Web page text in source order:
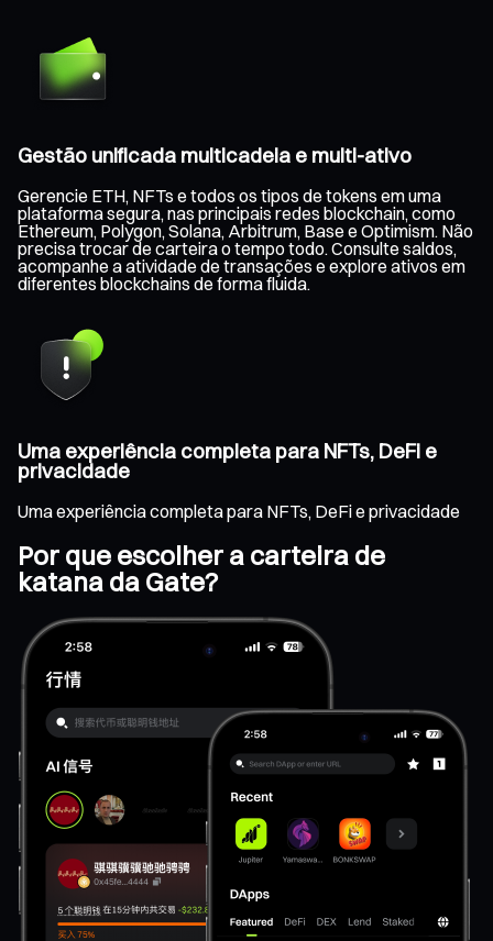
Gestão unificada multicadeia e multi-ativo
Gerencie ETH, NFTs e todos os tipos de tokens em uma
plataforma segura, nas principais redes blockchain, como
Ethereum, Polygon, Solana, Arbitrum, Base e Optimism. Não
precisa trocar de carteira o tempo todo. Consulte saldos,
acompanhe a atividade de transações e explore ativos em
diferentes blockchains de forma fluida.
Uma experiência completa para NFTs, DeFi e
privacidade
Uma experiência completa para NFTs, DeFi e privacidade
Por que escolher a carteira de
katana da Gate?